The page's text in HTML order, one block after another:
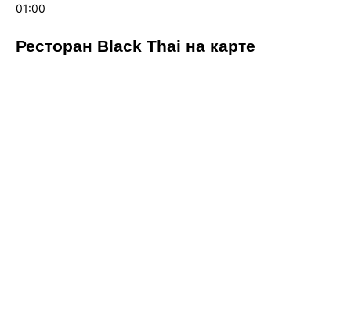
01:00
Ресторан Black Thai на карте